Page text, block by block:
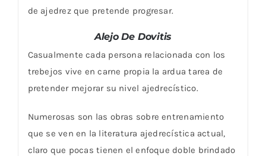
de ajedrez que pretende progresar.
Alejo De Dovitis
Casualmente cada persona relacionada con los
trebejos vive en carne propia la ardua tarea de
pretender mejorar su nivel ajedrecístico.
Numerosas son las obras sobre entrenamiento
que se ven en la literatura ajedrecística actual,
claro que pocas tienen el enfoque doble brindado